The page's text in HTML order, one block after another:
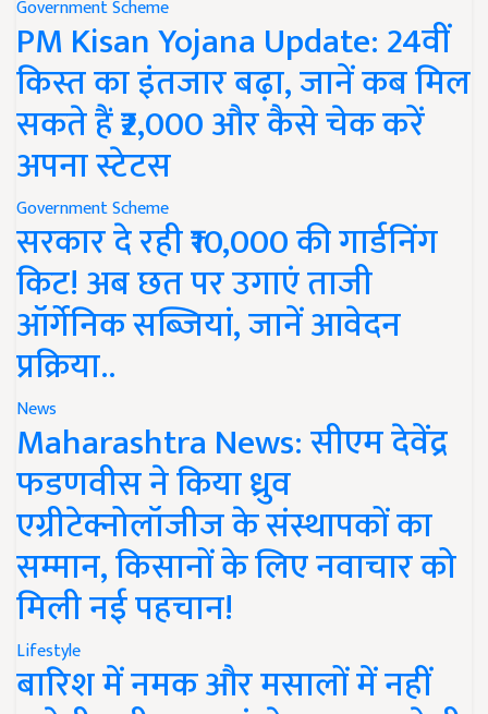
Government Scheme
PM Kisan Yojana Update: 24वीं
किस्त का इंतजार बढ़ा, जानें कब मिल
सकते हैं ₹2,000 और कैसे चेक करें
अपना स्टेटस
Government Scheme
सरकार दे रही ₹10,000 की गार्डनिंग
किट! अब छत पर उगाएं ताजी
ऑर्गेनिक सब्जियां, जानें आवेदन
प्रक्रिया..
News
Maharashtra News: सीएम देवेंद्र
फडणवीस ने किया ध्रुव
एग्रीटेक्नोलॉजीज के संस्थापकों का
सम्मान, किसानों के लिए नवाचार को
मिली नई पहचान!
Lifestyle
बारिश में नमक और मसालों में नहीं